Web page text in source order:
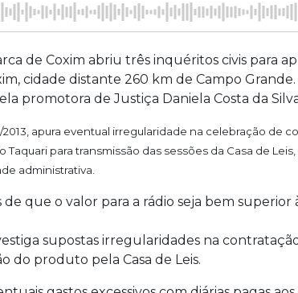
de Coxim abriu três inquéritos civis para
cidade distante 260 km de Campo Grande.
promotora de Justiça Daniela Costa da
apura eventual irregularidade na celebração de
para transmissão das sessões da Casa de Leis,
administrativa.
que o valor para a rádio seja bem superior
supostas irregularidades na
do produto pela Casa de Leis.